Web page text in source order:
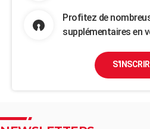
Profitez de
supplémentaires en